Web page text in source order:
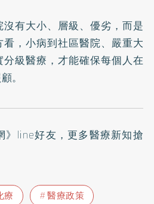
有大小、層級、優劣，而是
，小病到社區醫院、嚴重大
級醫療，才能確保每個人在
。
》line好友 ，更多醫療新知搶
療
醫療政策